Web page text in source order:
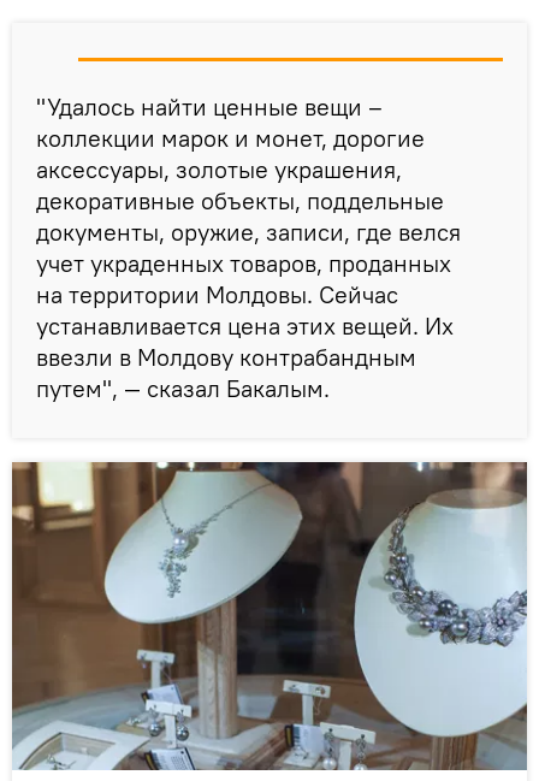
"Удалось найти ценные вещи –
коллекции марок и монет, дорогие
аксессуары, золотые украшения,
декоративные объекты, поддельные
документы, оружие, записи, где велся
учет украденных товаров, проданных
на территории Молдовы. Сейчас
устанавливается цена этих вещей. Их
ввезли в Молдову контрабандным
путем", — сказал Бакалым.